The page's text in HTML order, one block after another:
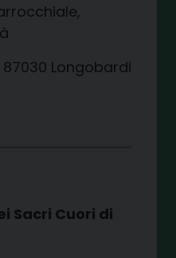
Longobardi
Sacri Cuori di